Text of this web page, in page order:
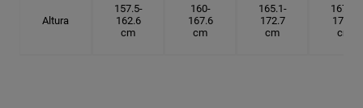
Altura
157.5-
162.6
cm
160-
167.6
cm
165.1-
172.7
cm
167.6-
175.3
cm